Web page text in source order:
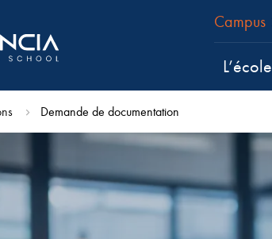
Campus
L’école
Demande de documentation